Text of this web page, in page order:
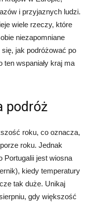
i przyjaznych ludzi.
wiele rzeczy, które
niezapomniane
jak podróżować po
wspaniały kraj ma
podróż
roku, co oznacza,
roku. Jednak
Portugalii jest wiosna
kiedy temperatury
tak duże. Unikaj
gdy większość